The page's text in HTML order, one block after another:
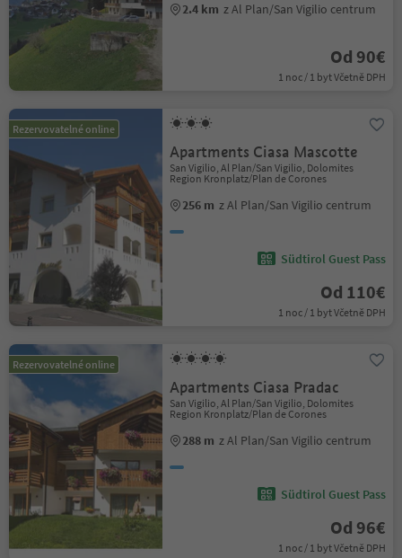
2.4 km z Al Plan/San Vigilio centrum
Od 90€
1 noc / 1 byt Včetně DPH
Rezervovatelné online
Apartments Ciasa Mascotte
San Vigilio, Al Plan/San Vigilio, Dolomites
Region Kronplatz/Plan de Corones
256 m z Al Plan/San Vigilio centrum
Südtirol Guest Pass
Od 110€
1 noc / 1 byt Včetně DPH
Rezervovatelné online
Apartments Ciasa Pradac
San Vigilio, Al Plan/San Vigilio, Dolomites
Region Kronplatz/Plan de Corones
288 m z Al Plan/San Vigilio centrum
Südtirol Guest Pass
Od 96€
1 noc / 1 byt Včetně DPH